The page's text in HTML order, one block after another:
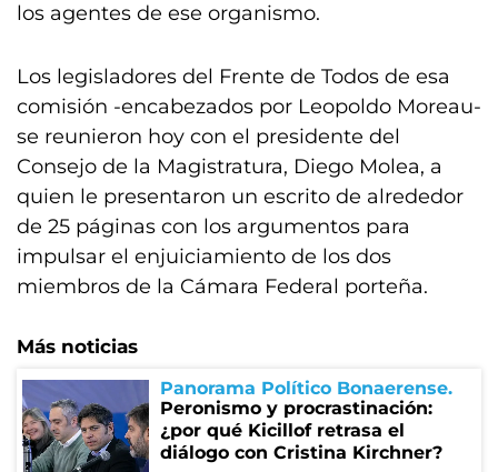
los agentes de ese organismo.
Los legisladores del Frente de Todos de esa
comisión -encabezados por Leopoldo Moreau-
se reunieron hoy con el presidente del
Consejo de la Magistratura, Diego Molea, a
quien le presentaron un escrito de alrededor
de 25 páginas con los argumentos para
impulsar el enjuiciamiento de los dos
miembros de la Cámara Federal porteña.
Más noticias
Panorama Político Bonaerense
Peronismo y procrastinación:
¿por qué Kicillof retrasa el
diálogo con Cristina Kirchner?